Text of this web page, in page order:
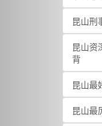
昆山刑
昆山资
背
昆山最
昆山最